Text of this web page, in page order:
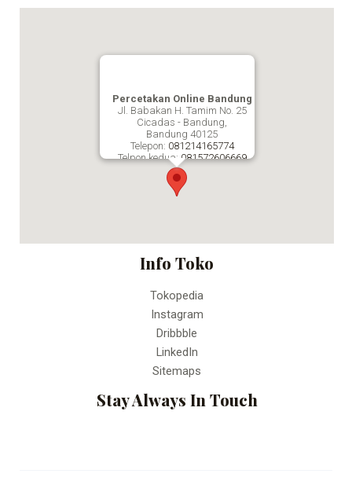
Percetakan Online Bandung
Jl. Babakan H. Tamim No. 25
Cicadas - Bandung,
Bandung 40125
Telepon: 081214165774
Telpon kedua: 081572606669
Percetakan Online Bandung
Info Toko
Tokopedia
Instagram
Dribbble
LinkedIn
Sitemaps
Stay Always In Touch